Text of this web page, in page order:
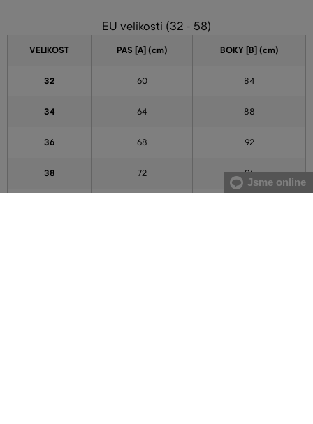
EU velikosti (32 - 58)
VELIKOST PAS [A] (cm) BOKY [B] (cm)
32 60 84
34 64 88
36 68 92
38 72 96
Jsme online